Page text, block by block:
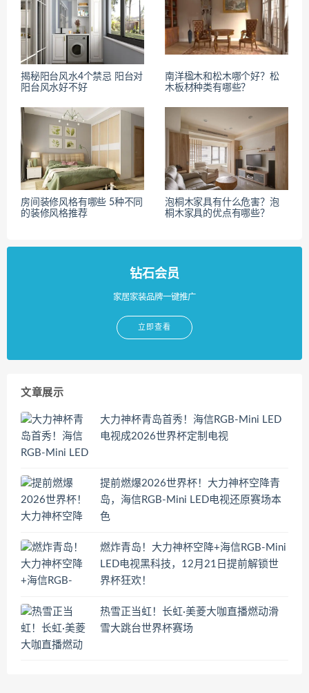
揭秘阳台风水4个禁忌 阳台对
阳台风水好不好
南洋楹木和松木哪个好？松
木板材种类有哪些？
房间装修风格有哪些 5种不同
的装修风格推荐
泡桐木家具有什么危害？泡
桐木家具的优点有哪些？
钻石会员
家居家装品牌一键推广
立即查看
文章展示
大力神杯青岛首秀！海信RGB-Mini LED
电视成2026世界杯定制电视
提前燃爆2026世界杯！大力神杯空降青
岛，海信RGB-Mini LED电视还原赛场本
色
燃炸青岛！大力神杯空降+海信RGB-Mini
LED电视黑科技，12月21日提前解锁世
界杯狂欢！
热雪正当虹！长虹·美菱大咖直播燃动滑
雪大跳台世界杯赛场